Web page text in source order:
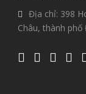
Địa chỉ: 398
Châu, thành